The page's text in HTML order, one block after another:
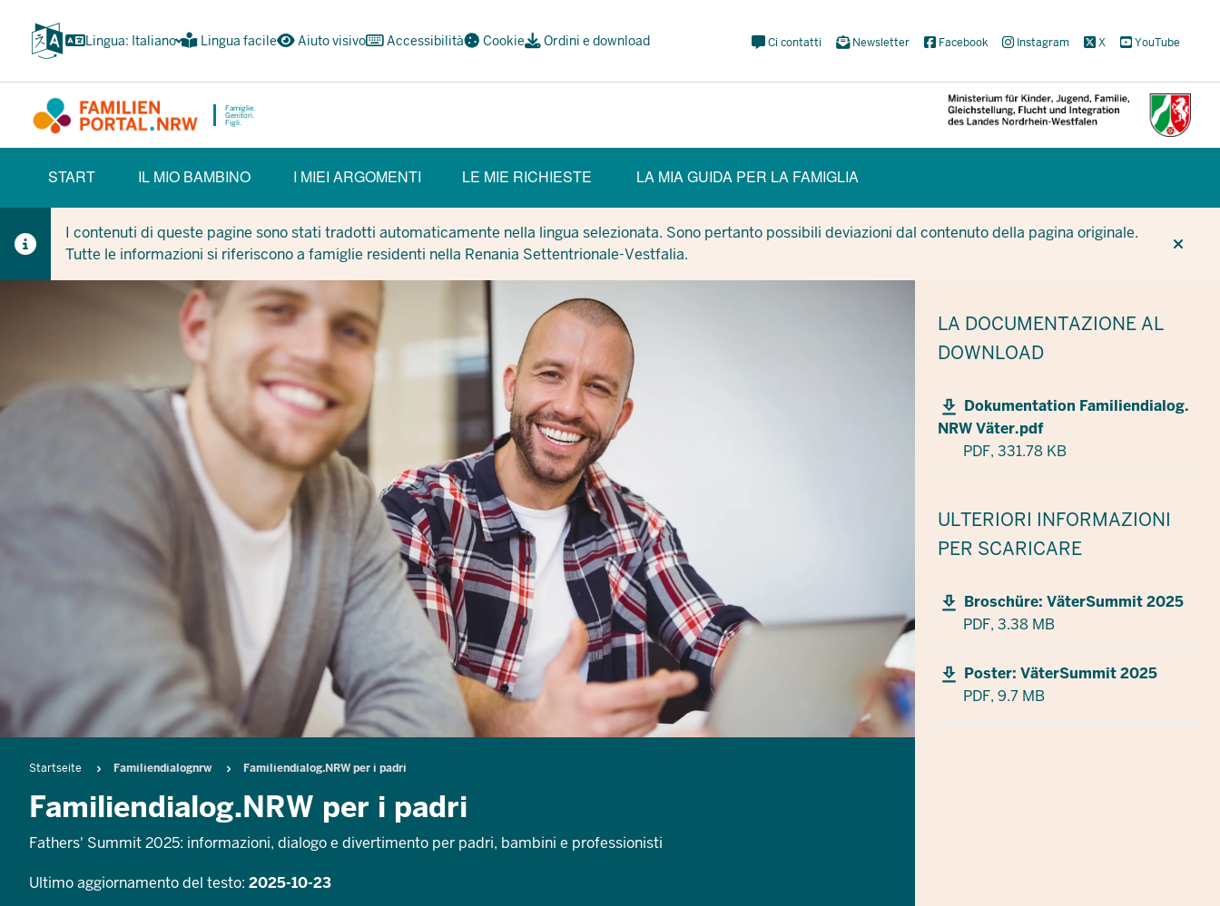
contenuto
Lingua: Italiano Lingua facile Aiuto visivo Accessibilità Cookie Ordini e download
Meta
Social
Ci contatti Newsletter Facebook Instagram X YouTube
Famiglie.
Genitori.
Figli.
(BÜRGERBEREICH)
START IL MIO BAMBINO I MIEI ARGOMENTI LE MIE RICHIESTE LA MIA GUIDA PER LA FAMIGLIA
I contenuti di queste pagine sono stati tradotti automaticamente nella lingua selezionata. Sono pertanto possibili deviazioni dal contenuto della pagina originale.
Tutte le informazioni si riferiscono a famiglie residenti nella Renania Settentrionale-Vestfalia.
Breadcrumb
Startseite Familiendialognrw Familiendialog.NRW per i padri
Familiendialog.NRW per i padri
Fathers' Summit 2025: informazioni, dialogo e divertimento per padri, bambini e professionisti
Ultimo aggiornamento del testo: 2025-10-23
LA DOCUMENTAZIONEAL
DOWNLOAD
Dokumentation Familiendialog.
NRW Väter.pdf
PDF, 331.78 KB
ULTERIORI INFORMAZIONI
PER SCARICARE
Broschüre: VäterSummit 2025
PDF, 3.38 MB
Poster: VäterSummit 2025
PDF, 9.7 MB